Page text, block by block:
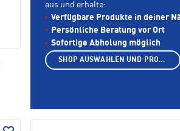
aus und erhalte:
Verfügbare Produkte in deiner
Persönliche Beratung vor Ort
Sofortige Abholung möglich
SHOP AUSWÄHLEN UND PRODUKTE ANZEIGEN